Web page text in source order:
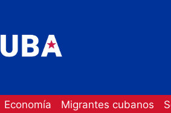
Economía Migrantes cubanos